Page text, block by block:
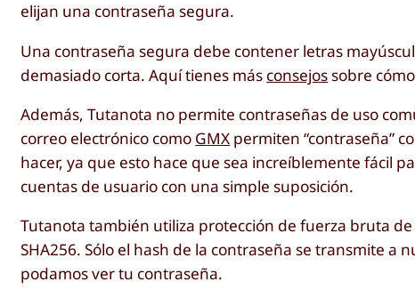
elijan una contraseña segura.
Una contraseña segura debe contener letras
demasiado corta. Aquí tienes más consejos sobre
Además, Tutanota no permite contraseñas de uso
correo electrónico como GMX permiten “contraseña”
hacer, ya que esto hace que sea increíblemente fácil
cuentas de usuario con una simple suposición.
Tutanota también utiliza protección de fuerza bruta
SHA256. Sólo el hash de la contraseña se transmite
podamos ver tu contraseña.